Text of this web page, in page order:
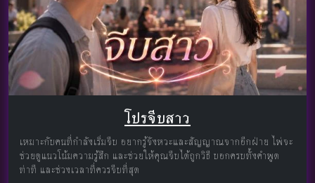
โปรจีบสาว
เหมาะกับคนที่กำลังเริ่มจีบ อยากรู้จังหวะและสัญญาณจากอีกฝ่าย ไพ่จะ
ช่วยดูแนวโน้มความรู้สึก และช่วยให้คุณจีบได้ถูกวิธี บอกครบทั้งคำพูด
ท่าที และช่วงเวลาที่ควรจีบที่สุด